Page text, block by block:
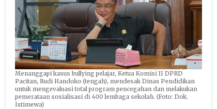
Menanggapi kasus bullying pelajar, Ketua Komisi II DPRD
Pacitan, Rudi Handoko (tengah), mendesak Dinas Pendidikan
untuk mengevaluasi total program pencegahan dan melakukan
pemerataan sosialisasi di 400 lembaga sekolah. (Foto: Dok.
Istimewa)